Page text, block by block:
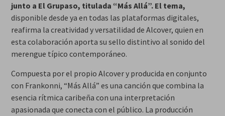
junto a El Grupaso, titulada “Más Allá”. El tema,
disponible desde ya en todas las plataformas digitales,
reafirma la creatividad y versatilidad de Alcover, quien en
esta colaboración aporta su sello distintivo al sonido del
merengue típico contemporáneo.
Compuesta por el propio Alcover y producida en conjunto
con Frankonni, “Más Allá” es una canción que combina la
esencia rítmica caribeña con una interpretación
apasionada que conecta con el público. La producción